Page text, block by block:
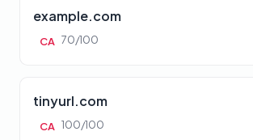
example.com
CA 70/100
tinyurl.com
CA 100/100